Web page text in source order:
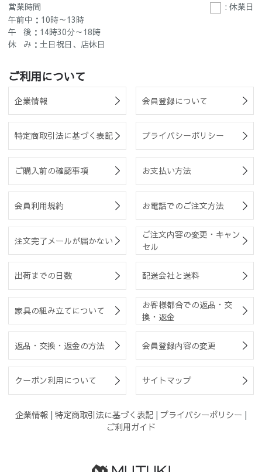
営業時間
: 休業日
午前中：10時～13時
午 後：14時30分～18時
休 み：土日祝日、店休日
ご利用について
企業情報 会員登録について
特定商取引法に基づく表記 プライバシーポリシー
ご購入前の確認事項 お支払い方法
会員利用規約 お電話でのご注文方法
注文完了メールが届かない
ご注文内容の変更・キャン
セル
出荷までの日数 配送会社と送料
家具の組み立てについて
お客様都合での返品・交
換・返金
返品・交換・返金の方法 会員登録内容の変更
クーポン利用について サイトマップ
企業情報 | 特定商取引法に基づく表記 | プライバシーポリシー |
ご利用ガイド